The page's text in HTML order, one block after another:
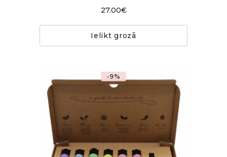
27.00€
Ielikt grozā
-9%